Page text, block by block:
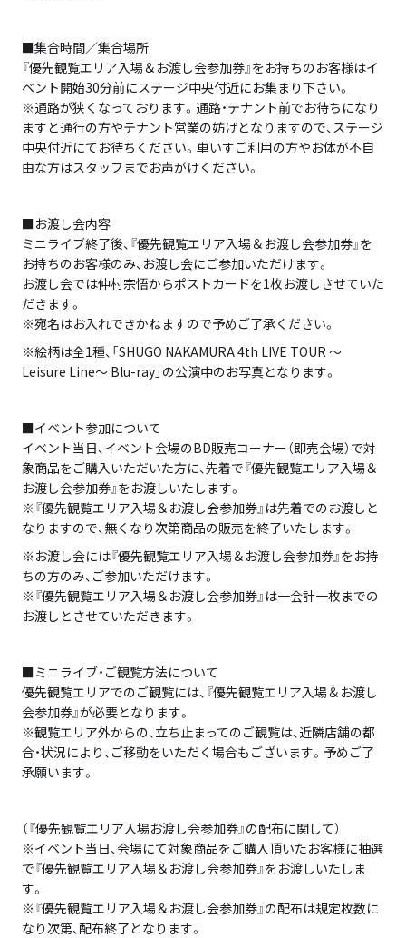
■集合時間／集合場所
『優先観覧エリア入場＆お渡し会参加券』をお持ちのお客様はイ
ベント開始30分前にステージ中央付近にお集まり下さい。
※通路が狭くなっております。通路・テナント前でお待ちになり
ますと通行の方やテナント営業の妨げとなりますので、ステージ
中央付近にてお待ちください。車いすご利用の方やお体が不自
由な方はスタッフまでお声がけください。
■お渡し会内容
ミニライブ終了後、『優先観覧エリア入場＆お渡し会参加券』を
お持ちのお客様のみ、お渡し会にご参加いただけます。
お渡し会では仲村宗悟からポストカードを1枚お渡しさせていた
だきます。
※宛名はお入れできかねますので予めご了承ください。
※絵柄は全1種、「SHUGO NAKAMURA 4th LIVE TOUR ～
Leisure Line～ Blu-ray」の公演中のお写真となります。
■イベント参加について
イベント当日、イベント会場のBD販売コーナー（即売会場）で対
象商品をご購入いただいた方に、先着で『優先観覧エリア入場＆
お渡し会参加券』をお渡しいたします。
※『優先観覧エリア入場＆お渡し会参加券』は先着でのお渡しと
なりますので、無くなり次第商品の販売を終了いたします。
※お渡し会には『優先観覧エリア入場＆お渡し会参加券』をお持
ちの方のみ、ご参加いただけます。
※『優先観覧エリア入場＆お渡し会参加券』は一会計一枚までの
お渡しとさせていただきます。
■ミニライブ・ご観覧方法について
優先観覧エリアでのご観覧には、『優先観覧エリア入場＆お渡し
会参加券』が必要となります。
※観覧エリア外からの、立ち止まってのご観覧は、近隣店舗の都
合・状況により、ご移動をいただく場合もございます。予めご了
承願います。
（『優先観覧エリア入場お渡し会参加券』の配布に関して）
※イベント当日、会場にて対象商品をご購入頂いたお客様に抽選
で『優先観覧エリア入場＆お渡し会参加券』をお渡しいたしま
す。
※『優先観覧エリア入場＆お渡し会参加券』の配布は規定枚数に
なり次第、配布終了となります。